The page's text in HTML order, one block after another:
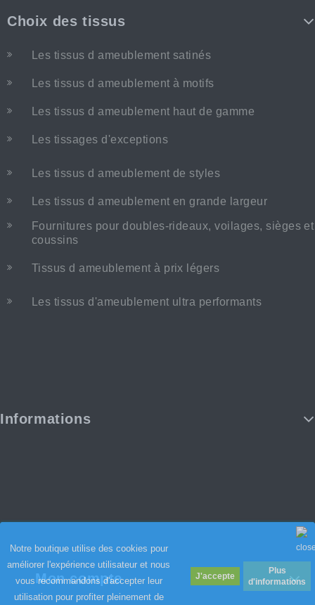
Notre boutique utilise des cookies pour
améliorer l'expérience utilisateur et nous
vous recommandons d'accepter leur
utilisation pour profiter pleinement de
Plus
d'informations
Choix des tissus
Les tissus d ameublement satinés
Les tissus d ameublement à motifs
Les tissus d ameublement haut de gamme
Les tissages d'exceptions
Les tissus d ameublement de styles
Les tissus d ameublement en grande largeur
Fournitures pour doubles-rideaux, voilages, sièges et
coussins
Tissus d ameublement à prix légers
Les tissus d'ameublement ultra performants
Informations
Mon compte